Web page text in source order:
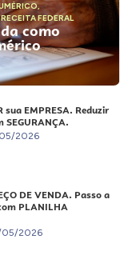
,
RECEITA FEDERAL
como
sua EMPRESA. Reduzir
SEGURANÇA.
2026
DE VENDA. Passo a
PLANILHA
2026